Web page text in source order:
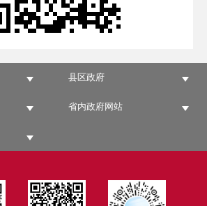
县区政府
省内政府网站